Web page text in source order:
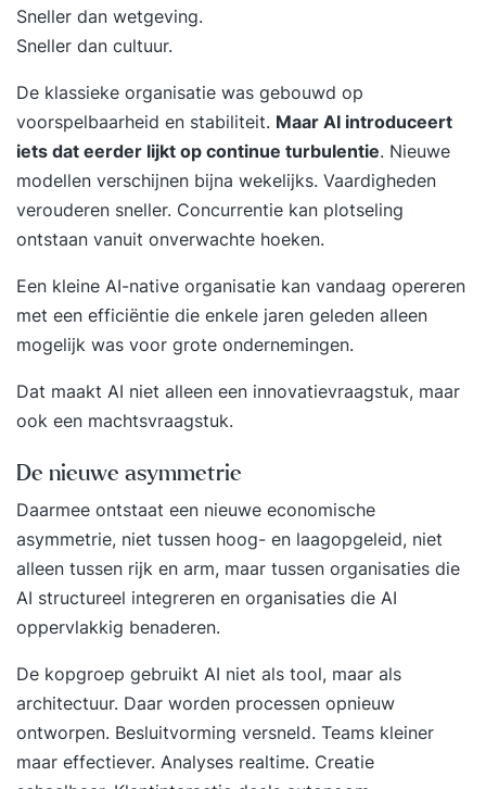
Sneller dan wetgeving.
Sneller dan cultuur.
De klassieke organisatie was gebouwd op
voorspelbaarheid en stabiliteit. Maar AI introduceert
iets dat eerder lijkt op continue turbulentie. Nieuwe
modellen verschijnen bijna wekelijks. Vaardigheden
verouderen sneller. Concurrentie kan plotseling
ontstaan vanuit onverwachte hoeken.
Een kleine AI-native organisatie kan vandaag opereren
met een efficiëntie die enkele jaren geleden alleen
mogelijk was voor grote ondernemingen.
Dat maakt AI niet alleen een innovatievraagstuk, maar
ook een machtsvraagstuk.
De nieuwe asymmetrie
Daarmee ontstaat een nieuwe economische
asymmetrie, niet tussen hoog- en laagopgeleid, niet
alleen tussen rijk en arm, maar tussen organisaties die
AI structureel integreren en organisaties die AI
oppervlakkig benaderen.
De kopgroep gebruikt AI niet als tool, maar als
architectuur. Daar worden processen opnieuw
ontworpen. Besluitvorming versneld. Teams kleiner
maar effectiever. Analyses realtime. Creatie